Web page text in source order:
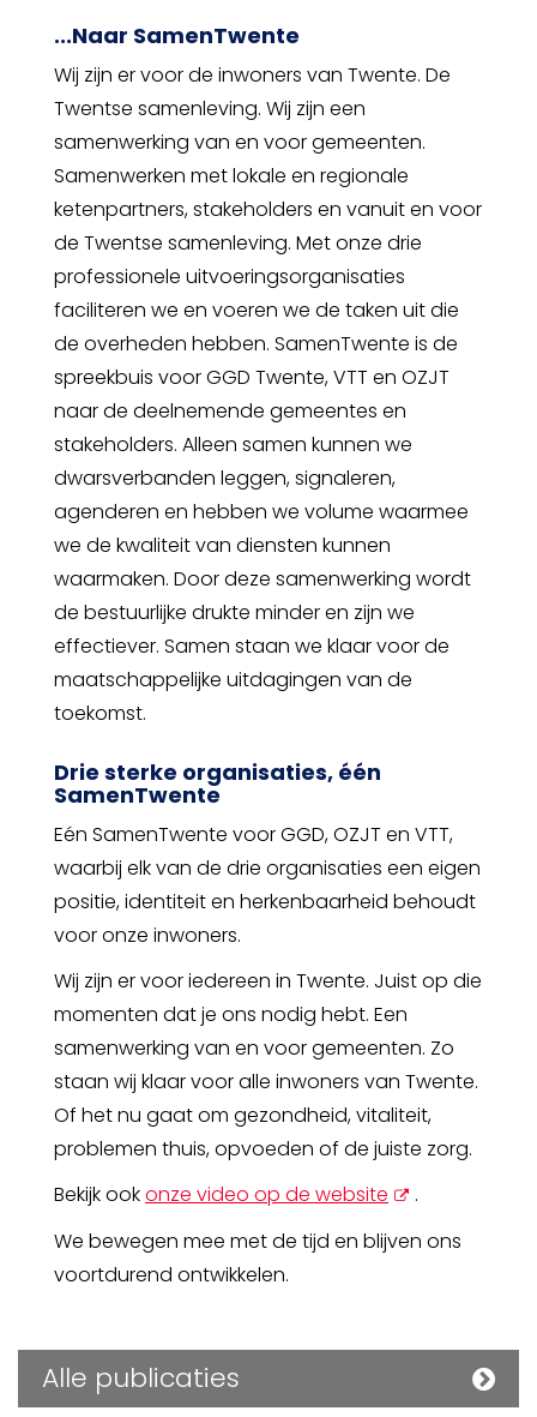
...Naar SamenTwente
Wij zijn er voor de inwoners van Twente. De
Twentse samenleving. Wij zijn een
samenwerking van en voor gemeenten.
Samenwerken met lokale en regionale
ketenpartners, stakeholders en vanuit en voor
de Twentse samenleving. Met onze drie
professionele uitvoeringsorganisaties
faciliteren we en voeren we de taken uit die
de overheden hebben. SamenTwente is de
spreekbuis voor GGD Twente, VTT en OZJT
naar de deelnemende gemeentes en
stakeholders. Alleen samen kunnen we
dwarsverbanden leggen, signaleren,
agenderen en hebben we volume waarmee
we de kwaliteit van diensten kunnen
waarmaken. Door deze samenwerking wordt
de bestuurlijke drukte minder en zijn we
effectiever. Samen staan we klaar voor de
maatschappelijke uitdagingen van de
toekomst.
Drie sterke organisaties, één
SamenTwente
Eén SamenTwente voor GGD, OZJT en VTT,
waarbij elk van de drie organisaties een eigen
positie, identiteit en herkenbaarheid behoudt
voor onze inwoners.
Wij zijn er voor iedereen in Twente. Juist op die
momenten dat je ons nodig hebt. Een
samenwerking van en voor gemeenten. Zo
staan wij klaar voor alle inwoners van Twente.
Of het nu gaat om gezondheid, vitaliteit,
problemen thuis, opvoeden of de juiste zorg.
Bekijk ookonze video op de website opent
.
We bewegen mee met de tijd en blijven ons
voortdurend ontwikkelen.
Alle publicaties